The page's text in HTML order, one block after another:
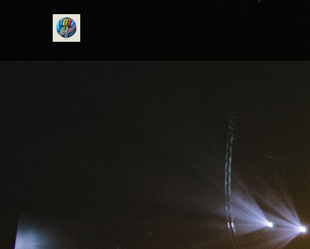
onedirectionfanclub.nl